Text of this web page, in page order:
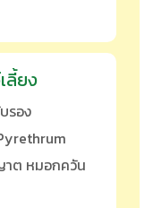
ลี้ยง
รอง
าต หมอกควัน